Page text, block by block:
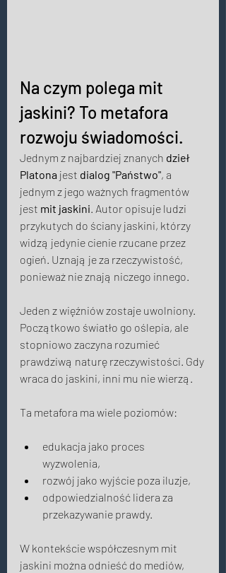
Na czym polega mit
jaskini? To metafora
rozwoju świadomości.
Jednym z najbardziej znanych dzieł
Platona jest dialog "Państwo", a
jednym z jego ważnych fragmentów
jest mit jaskini. Autor opisuje ludzi
przykutych do ściany jaskini, którzy
widzą jedynie cienie rzucane przez
ogień. Uznają je za rzeczywistość,
ponieważ nie znają niczego innego.
Jeden z więźniów zostaje uwolniony.
Początkowo światło go oślepia, ale
stopniowo zaczyna rozumieć
prawdziwą naturę rzeczywistości. Gdy
wraca do jaskini, inni mu nie wierzą.
Ta metafora ma wiele poziomów:
edukacja jako proces
wyzwolenia,
rozwój jako wyjście poza iluzje,
odpowiedzialność lidera za
przekazywanie prawdy.
W kontekście współczesnym mit
jaskini można odnieść do mediów,